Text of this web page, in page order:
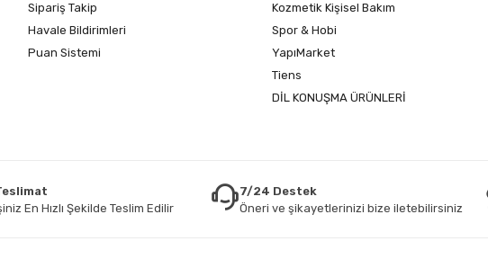
Sipariş Takip
Havale Bildirimleri
Puan Sistemi
Kozmetik Kişisel Bakım
Spor & Hobi
YapıMarket
Tiens
DİL KONUŞMA ÜRÜNLERİ
En Hızlı Şekilde Teslim Edilir
7/24 Destek
Öneri ve şikayetlerinizi bize iletebilirsiniz